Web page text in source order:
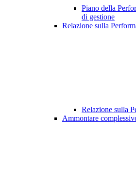
Piano della
di gestione
Relazione sulla
Relazione sulla
Ammontare